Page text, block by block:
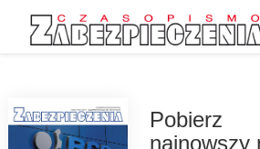
Pobierz
najnowszy